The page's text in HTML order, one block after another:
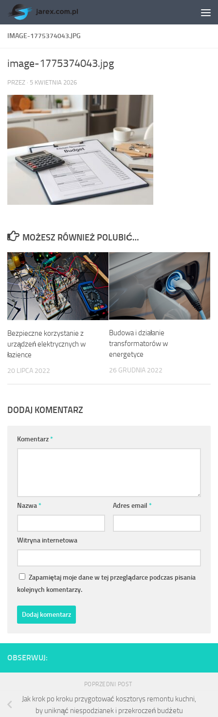
Skip to content
IMAGE-1775374043.JPG
image-1775374043.jpg
PRZEZ · 5 KWIETNIA 2026
MOŻESZ RÓWNIEŻ POLUBIĆ…
Bezpieczne korzystanie z
urządzeń elektrycznych w
łazience
20 LIPCA 2022
Budowa i działanie
transformatorów w
energetyce
26 GRUDNIA 2022
DODAJ KOMENTARZ
Komentarz*
Nazwa* Adres email *
Witryna internetowa
Zapamiętaj moje dane w tej przeglądarce podczas pisania
kolejnych komentarzy.
OBSERWUJ:
POPRZEDNI POST
Jak krok po kroku przygotować kosztorys remontu kuchni,
by uniknąć niespodzianek i przekroczeń budżetu